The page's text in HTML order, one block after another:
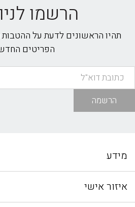
הרשמו
תהיו הראשונים לדעת על
הפריטים
הרשמה
מידע
איזור אישי